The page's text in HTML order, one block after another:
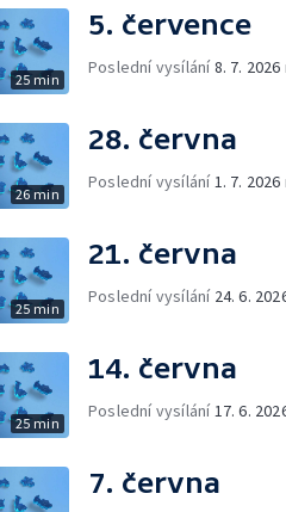
25 min
5. července
Poslední vysílání8. 7. 2026
26 min
28. června
Poslední vysílání 1. 7. 2026
25 min
21. června
Poslední vysílání 24. 6.
25 min
14. června
Poslední vysílání 17. 6.
7. června